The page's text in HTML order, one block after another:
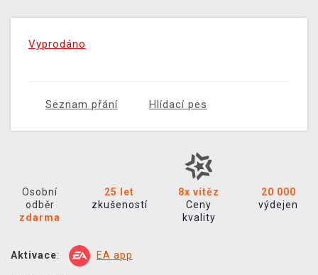
Vyprodáno
Seznam přání Hlídací pes
Osobní
odběr
zdarma
25 let
zkušeností
8x vítěz
Ceny
kvality
20 000
výdejen
Aktivace: EA app